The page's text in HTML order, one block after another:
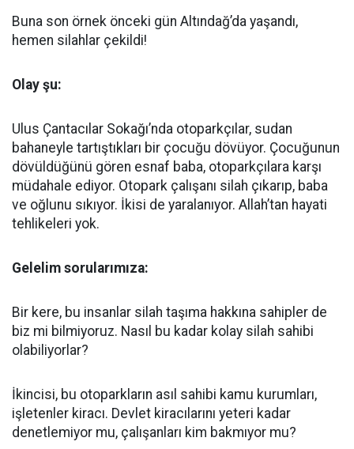
Buna son örnek önceki gün Altındağ’da yaşandı,
hemen silahlar çekildi!
Olay şu:
Ulus Çantacılar Sokağı’nda otoparkçılar, sudan
bahaneyle tartıştıkları bir çocuğu dövüyor. Çocuğunun
dövüldüğünü gören esnaf baba, otoparkçılara karşı
müdahale ediyor. Otopark çalışanı silah çıkarıp, baba
ve oğlunu sıkıyor. İkisi de yaralanıyor. Allah’tan hayati
tehlikeleri yok.
Gelelim sorularımıza:
Bir kere, bu insanlar silah taşıma hakkına sahipler de
biz mi bilmiyoruz. Nasıl bu kadar kolay silah sahibi
olabiliyorlar?
İkincisi, bu otoparkların asıl sahibi kamu kurumları,
işletenler kiracı. Devlet kiracılarını yeteri kadar
denetlemiyor mu, çalışanları kim bakmıyor mu?